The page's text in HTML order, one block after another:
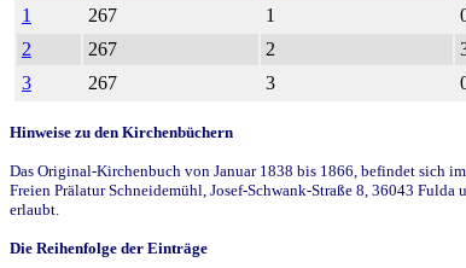
1
267 1
2
267 2
3
267 3
Hinweise zu den Kirchenbüchern
Das Original-Kirchenbuch von Januar 1838 bis 1866, befindet sich
Freien Prälatur Schneidemühl, Josef-Schwank-Straße 8, 36043
erlaubt.
Die Reihenfolge der Einträge